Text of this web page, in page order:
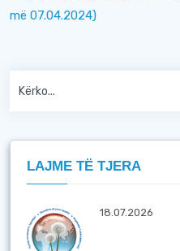
më 07.04.2024)
LAJME TË TJERA
18.07.2026